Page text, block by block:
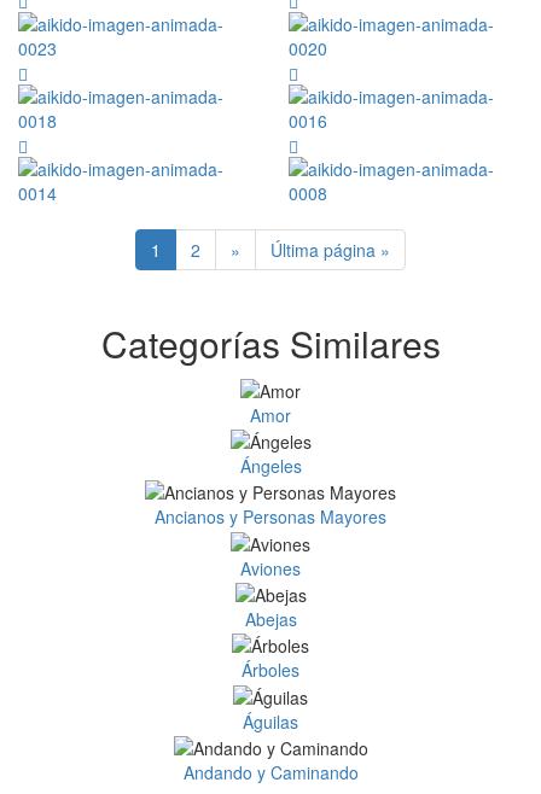
1 2 » Última página »
Categorías Similares
Amor
Ángeles
Ancianos y Personas Mayores
Aviones
Abejas
Árboles
Águilas
Andando y Caminando